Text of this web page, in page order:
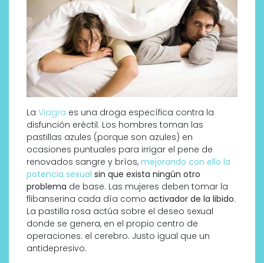
La Viagra es una droga específica contra la
disfunción eréctil. Los hombres toman las
pastillas azules (porque son azules) en
ocasiones puntuales para irrigar el pene de
renovados sangre y bríos, mejorando con ello la
potencia sexual sin que exista ningún otro
problema de base. Las mujeres deben tomar la
flibanserina cada día como activador de la libido.
La pastilla rosa actúa sobre el deseo sexual
donde se genera, en el propio centro de
operaciones: el cerebro. Justo igual que un
antidepresivo.